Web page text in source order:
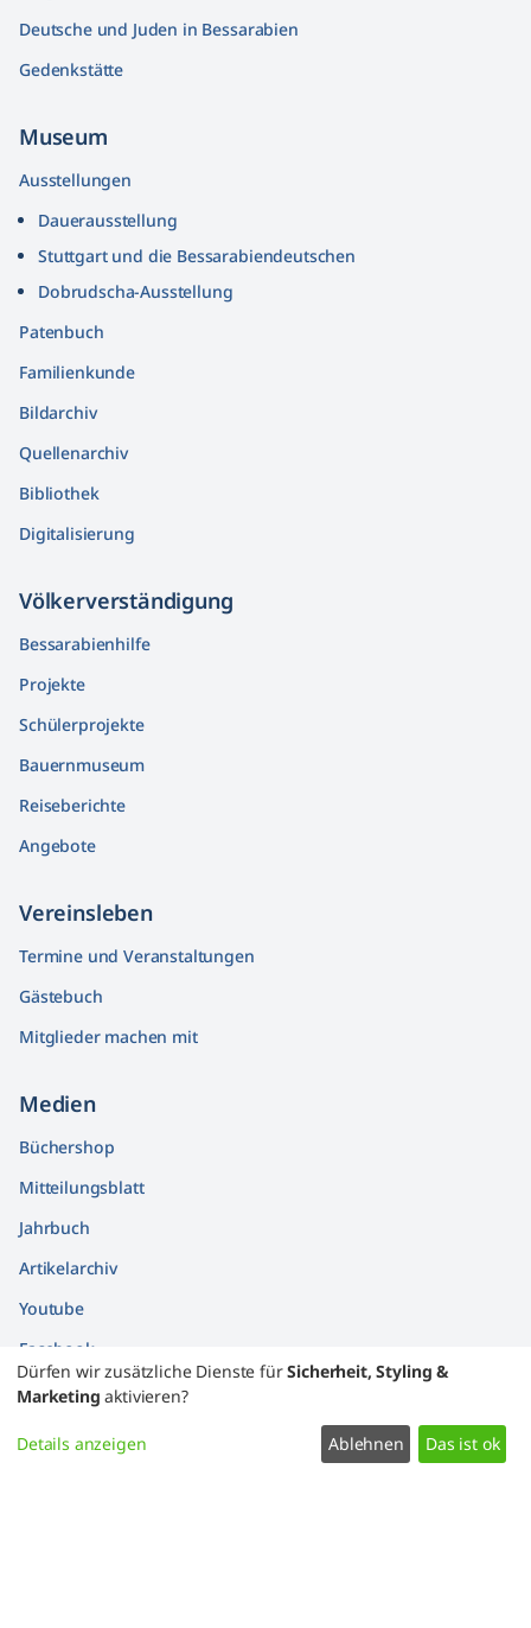
Deutsche und Juden in Bessarabien
Gedenkstätte
Museum
Ausstellungen
Dauerausstellung
Stuttgart und die Bessarabiendeutschen
Dobrudscha­-Ausstellung
Patenbuch
Familienkunde
Bildarchiv
Quellenarchiv
Bibliothek
Digitalisierung
Völkerver­ständigung
Bessarabienhilfe
Projekte
Schülerprojekte
Bauernmuseum
Reiseberichte
Angebote
Vereinsleben
Termine und Veranstaltungen
Gästebuch
Mitglieder machen mit
Medien
Büchershop
Mitteilungsblatt
Jahrbuch
Artikelarchiv
Youtube
Facebook
Findbücher
Widerrufsformular
Dürfen wir zusätzliche Dienste fürSicherheit, Styling &
Marketing aktivieren?
Details anzeigen Ablehnen Das ist ok